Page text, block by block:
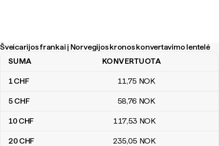
Šveicarijos frankai į Norvegijos kronos konvertavimo lentelė
Šveicarijos frankai į Norvegijos kronos konvertavimo lentelė
SUMA KONVERTUOTA
1CHF 11,75 NOK
5 CHF 58,76 NOK
10 CHF 117,53 NOK
20 CHF 235,05 NOK